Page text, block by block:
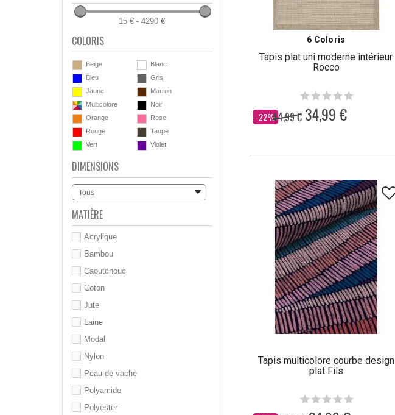
15 € - 4290 €
COLORIS
Beige
Blanc
Bleu
Gris
Jaune
Marron
Multicolore
Noir
Orange
Rose
Rouge
Taupe
Vert
Violet
DIMENSIONS
Tous
MATIÈRE
Acrylique
Bambou
Caoutchouc
Coton
Jute
Laine
Modal
Nylon
Peau de vache
Polyamide
Polyester
6 Coloris
Tapis plat uni moderne intérieur
Rocco
-22%
Dès 44,99 € 34,99 €
Tapis multicolore courbe design
plat Fils